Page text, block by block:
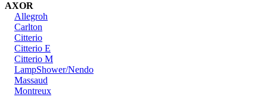
AXOR
Allegroh
Carlton
Citterio
Citterio E
Citterio M
LampShower/Nendo
Massaud
Montreux